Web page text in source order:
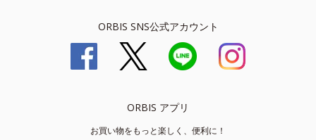
ORBIS SNS公式アカウント
ORBIS アプリ
お買い物をもっと楽しく、便利に！